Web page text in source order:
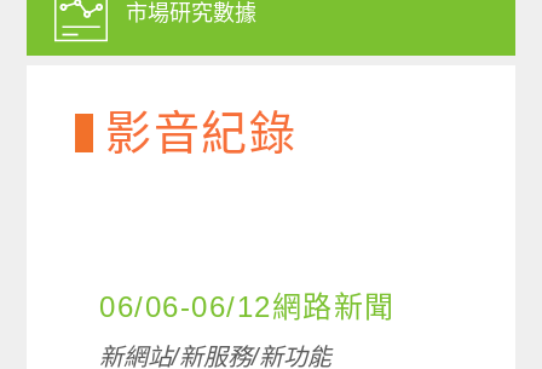
市場研究數據
影音紀錄
06/06-06/12網路新聞
新網站/新服務/新功能